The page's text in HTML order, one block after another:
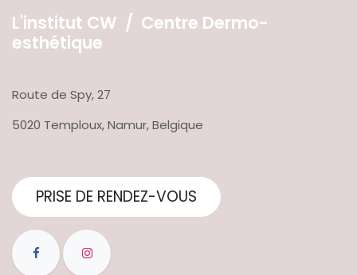
L'institut CW / Centre Dermo-
esthétique
Route de Spy, 27
5020 Temploux, Namur, Belgique
PRISE DE RENDEZ-VOUS